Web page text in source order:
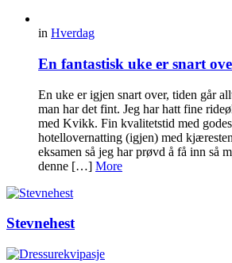
in Hverdag
En fantastisk uke er snart
En uke er igjen snart over, tiden går
man har det fint. Jeg har hatt fine
med Kvikk. Fin kvalitetstid med
hotellovernatting (igjen) med
eksamen så jeg har prøvd å få inn så
denne […] More
Stevnehest